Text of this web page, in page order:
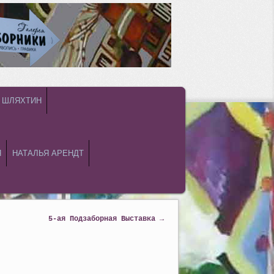
ШЛЯХТИН
НАТАЛЬЯ АРЕНДТ
5-ая Подзаборная Выставка →